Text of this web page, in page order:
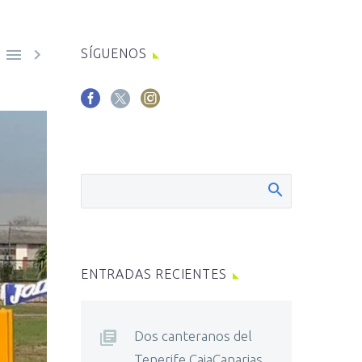
  SÍGUENOS
ENTRADAS RECIENTES
Dos canteranos del